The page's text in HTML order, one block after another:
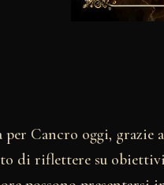
per Cancro oggi, grazie
di riflettere su